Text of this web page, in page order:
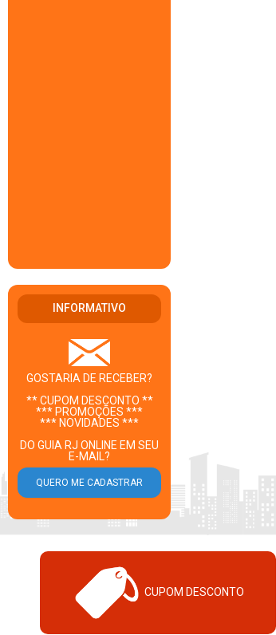
INFORMATIVO
GOSTARIA DE RECEBER?
** CUPOM DESCONTO **
*** PROMOÇÕES ***
*** NOVIDADES ***
DO GUIA RJ ONLINE EM SEU
E-MAIL?
CUPOM DESCONTO